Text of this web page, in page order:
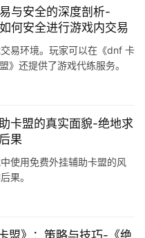
今天开始，培养每天签到
旅越来越精彩！
何安全进行游戏内交易
》还提供了游戏代练服务。